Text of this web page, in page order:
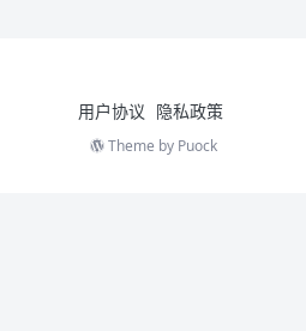
用户协议 隐私政策
Theme by Puock